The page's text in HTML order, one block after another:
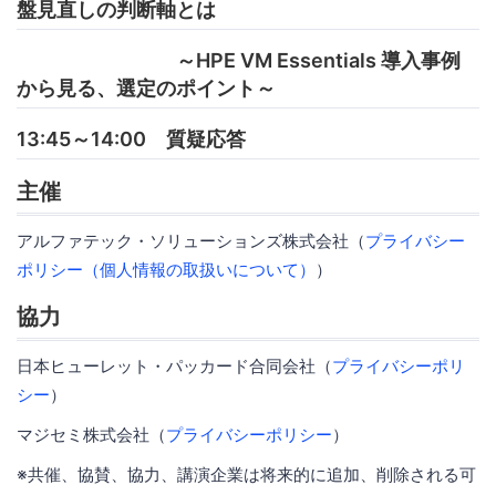
盤見直しの判断軸とは
～HPE VM Essentials 導入事例
から見る、選定のポイント～
13:45～14:00 質疑応答
主催
アルファテック・ソリューションズ株式会社（プライバシー
ポリシー（個人情報の取扱いについて） ）
協力
日本ヒューレット・パッカード合同会社（プライバシーポリ
シー）
マジセミ株式会社（プライバシーポリシー）
※共催、協賛、協力、講演企業は将来的に追加、削除される可